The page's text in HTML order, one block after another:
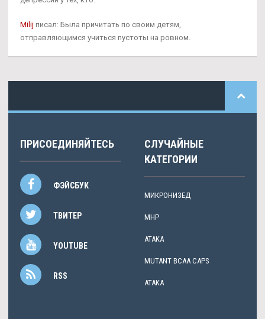
Milij писал: Была причитать по своим детям,
отправляющимся учиться пустоты на ровном.
ПРИСОЕДИНЯЙТЕСЬ
ФЭЙСБУК
ТВИТЕР
YOUTUBE
RSS
СЛУЧАЙНЫЕ
КАТЕГОРИИ
МИКРОНИЗЕД
MHP
ATAKA
MUTANT BCAA CAPS
ATAKA